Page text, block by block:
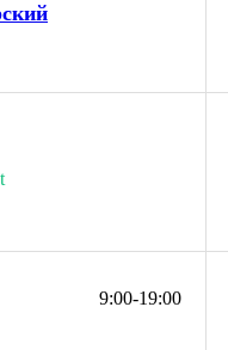
9:00-19:00